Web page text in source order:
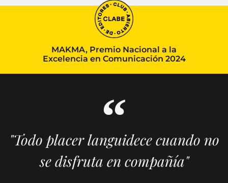
MAKMA, Premio Nacional a la
Excelencia en Comunicación 2024
"Todo placer languidece cuando no
se disfruta en compañía"